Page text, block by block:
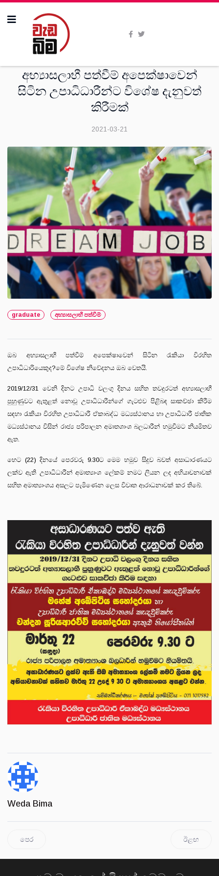
අභ්‍යාසලාභී පත්වීම් අපෙක්ෂාවෙන්
සිටින උපාධිධාරීන්ට විශේෂ දැනුවත්
කිරීමක්
2021-03-21
graduate අභ්‍යාසලාභී පත්වීම්
ඔබ අභ්‍යාසලාභී පත්වීම් අපෙක්ෂාවෙන් සිටින රැකියා විරහිත
උපාධිධාරියෙකුද?මේ විශේෂ නිවේදනය ඔබ වෙතයි.
2019/12/31 වෙනි දිනට උපාධි වලංගු දිනය සහිත තවදුරටත් අභ්‍යාසලාභී
පුහුණුවට ඇතුළත් නොවූ උපාධිධාරීන්ගේ ගැටළුව පිළිබඳ සාකච්ඡා කිරීම
සඳහා රැකියා විරහිත උපාධිධාරී ඒකාබද්ධ මධ්‍යස්ථානය හා උපාධිධාරී ජාතික
මධ්‍යස්ථානය විසින් රාජ්‍ය පරිපාලන අමාතශාංශ බලධාරීන් හමුවීමට නියමිතව
ඇත.
හෙට (22) දිනයේ පෙරවරු 9.30ට මෙම හමුව සිදුව බවත් අසාධාරණයට
ලක්ව ඇති උපාධිධාරීන් අමාත්‍යාංශ ලේකම් නමට ලියන ලද අභියාචනාවක්
සහිත අමාත්‍යාංශය අසලට පැමිණෙන ලෙස විවෘත ආරාධනාවක් කර තිබේ.
Weda Bima
පෙර ඊළඟ